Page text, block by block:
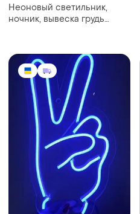
Неоновый светильник,
ночник, вывеска грудь